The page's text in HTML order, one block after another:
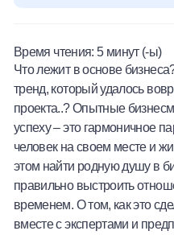
Халва
Онлайн-обменник
Премиальный
Мобильный банк
Время чтения:5 минут (-ы)
Что лежит в основе
тренд, который удалось
проекта..? Опытные
успеху – это гармоничное
человек на своем месте и
этом найти родную душу в
правильно выстроить
временем. О том, как это
вместе с экспертами и